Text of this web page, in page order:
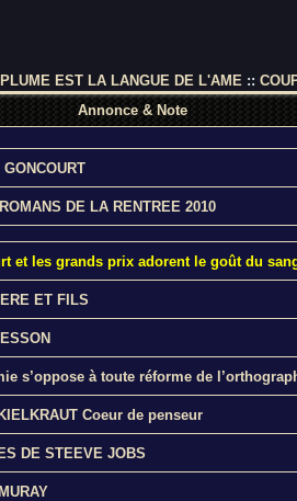
EST LA LANGUE DE L'AME ::
Annonce & Note
GONCOURT
DE LA RENTREE 2010
et les grands prix adorent le goût du
ET FILS
s’oppose à toute réforme de
Coeur de penseur
DE STEEVE JOBS